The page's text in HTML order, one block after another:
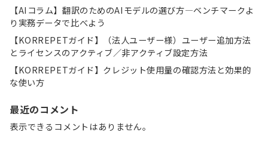
【AIコラム】翻訳のためのAIモデルの選び方―ベンチマークよ
り実務データで比べよう
【KORREPETガイド】（法人ユーザー様）ユーザー追加方法
とライセンスのアクティブ／非アクティブ設定方法
【KORREPETガイド】クレジット使用量の確認方法と効果的
な使い方
最近のコメント
表示できるコメントはありません。